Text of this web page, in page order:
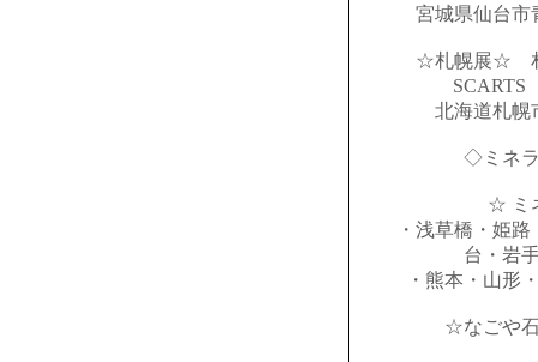
宮城県仙台市
☆札幌展☆ 札
SCARTS
北海道札幌
◇ミネ
☆ ミ
・浅草橋・姫
台・岩
・熊本・山形
☆なごや